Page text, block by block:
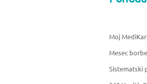
Moj
Mesec
Sistematski